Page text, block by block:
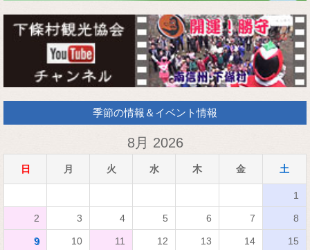
季節の情報＆イベント情報
8月 2026
日 月 火 水 木 金 土
1
2 3 4 5 6 7 8
9 10 11 12 13 14 15